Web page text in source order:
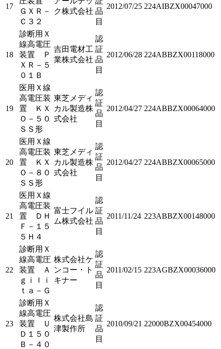
17
ＧＸＲ－
Ｃ３２
ク株式会社 品
目
2012/07/25 224AIBZX00047000
18
診断用Ｘ
線高電圧
装置 Ｐ
ＸＲ－５
０１Ｂ
吉田電材工
業株式会社
認
証
品
目
2012/06/28 224ABBZX00118000
19
医用Ｘ線
高電圧装
置 ＫＸ
Ｏ－５０
ＳＳ形
東芝メディ
カル製造株
式会社
認
証
品
目
2012/04/27 224ABBZX00064000
20
医用Ｘ線
高電圧装
置 ＫＸ
Ｏ－８０
ＳＳ形
東芝メディ
カル製造株
式会社
認
証
品
目
2012/04/27 224ABBZX00065000
21
医用Ｘ線
高電圧装
置 ＤＨ
Ｆ－１５
５Ｈ４
富士フイル
ム株式会社
認
証
品
目
2011/11/24 223ABBZX00148000
22
診断用Ｘ
線高電圧
装置 Ａ
ｇｉｌｉ
ｔａ－Ｇ
株式会社ケ
ンコー・ト
キナー
認
証
品
目
2011/02/15 223AGBZX00036000
23
診断用Ｘ
線高電圧
装置 Ｕ
Ｄ１５０
Ｂ－４０
株式会社島
津製作所
認
証
品
目
2010/09/21 22000BZX00454000